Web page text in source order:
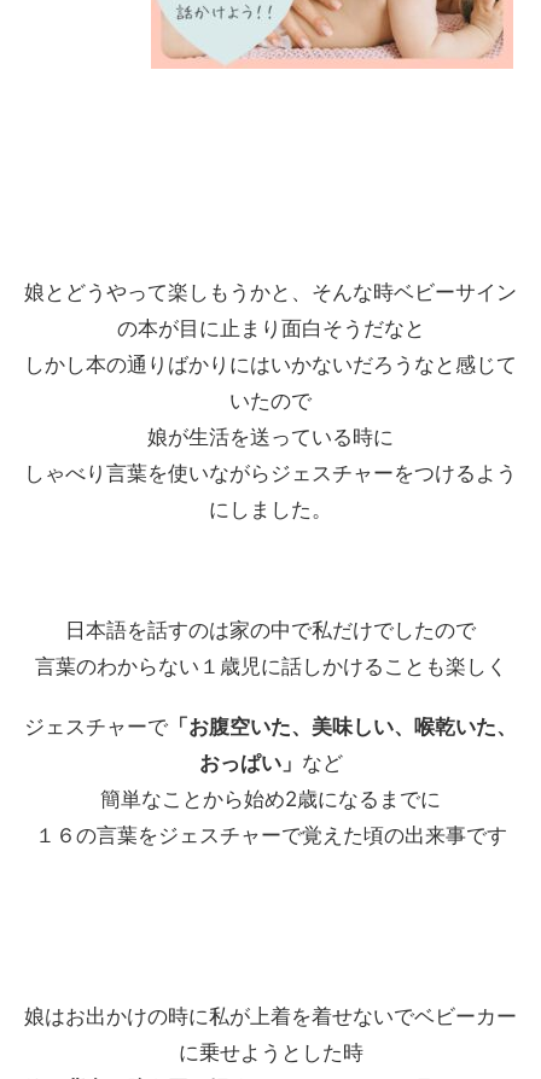
娘とどうやって楽しもうかと、そんな時ベビーサイン
の本が目に止まり面白そうだなと
しかし本の通りばかりにはいかないだろうなと感じて
いたので
娘が生活を送っている時に
しゃべり言葉を使いながらジェスチャーをつけるよう
にしました。
日本語を話すのは家の中で私だけでしたので
言葉のわからない１歳児に話しかけることも楽しく
ジェスチャーで 「お腹空いた、美味しい、喉乾いた、
おっぱい」 など
簡単なことから始め2歳になるまでに
１６の言葉をジェスチャーで覚えた頃の出来事です
娘はお出かけの時に私が上着を着せないでベビーカー
に乗せようとした時